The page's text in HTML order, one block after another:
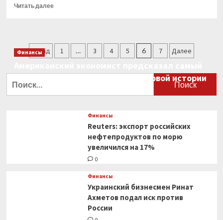
Читать далееПрочитать
события
Пагинация
Назад 1 … 3 4 5 6 7 Далее
Финансы
большой финансовый крах в мировой истории
Финансы
Reuters: экспорт российских
нефтепродуктов по морю
увеличился на 17%
0
Финансы
Украинский бизнесмен Ринат
Ахметов подал иск против
России